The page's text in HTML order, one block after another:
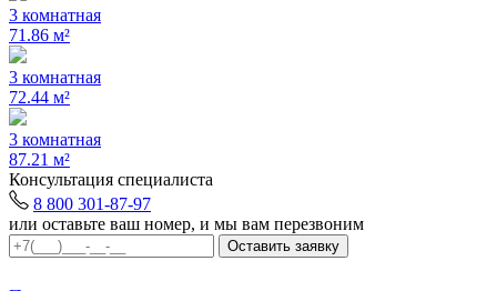
3 комнатная
71.86 м²
3 комнатная
72.44 м²
3 комнатная
87.21 м²
Консультация специалиста
8 800 301-87-97
или оставьте ваш номер, и мы вам перезвоним